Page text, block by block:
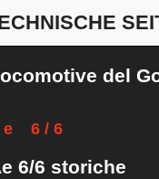
del
e 6 / 6
6/6 storiche